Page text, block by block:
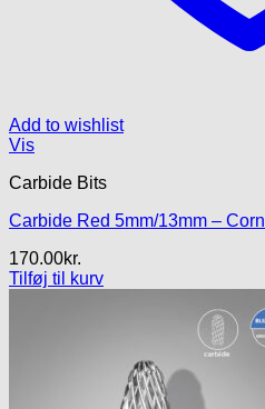
Add to wishlist
Vis
Carbide Bits
Carbide Red 5mm/13mm – Corn
170.00kr.
Tilføj til kurv